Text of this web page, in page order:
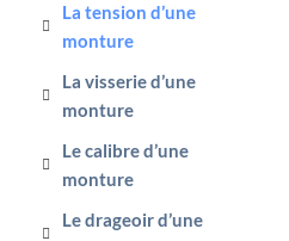
La tension d’une
monture
La visserie d’une
monture
Le calibre d’une
monture
Le drageoir d’une